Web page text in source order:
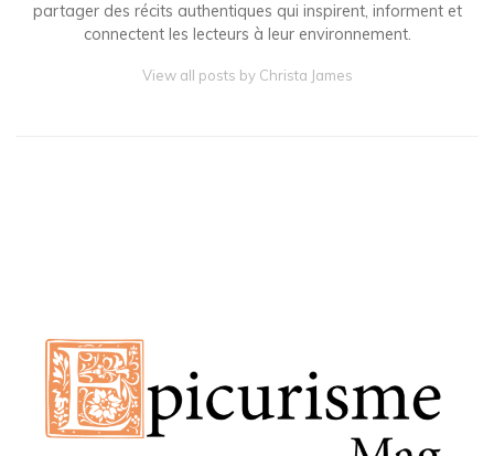
partager des récits authentiques qui inspirent, informent et
connectent les lecteurs à leur environnement.
View all posts by Christa James